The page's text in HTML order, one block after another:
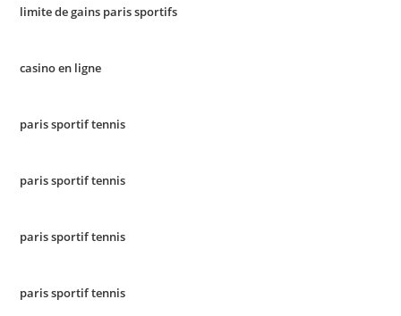
limite de gains paris sportifs
casino en ligne
paris sportif tennis
paris sportif tennis
paris sportif tennis
paris sportif tennis